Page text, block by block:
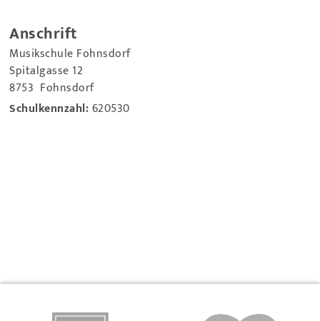
Anschrift
Musikschule Fohnsdorf
Spitalgasse 12
8753 Fohnsdorf
Schulkennzahl:620530